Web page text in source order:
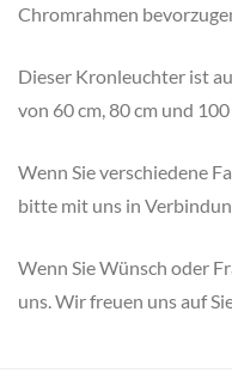
Chromrahmen
Dieser Kronleuchter ist
von 60 cm, 80 cm und
Wenn Sie verschiedene
bitte mit uns in
Wenn Sie Wünsch oder
uns. Wir freuen uns auf